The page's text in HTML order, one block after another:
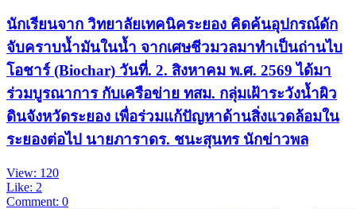
นักเรียนจาก วิทยาลัยเทคนิคระยอง คิดค้นอุปกรณ์ดัก
จับคราบน้ำมันในน้ำ จากเศษชีวมวลมาทำเป็นถ่านไบ
โอชาร์ (Biochar) วันที่. 2. สิงหาคม พ.ศ. 2569 ได้มา
ร่วมบูรณาการ กับเครือข่าย ทสม. กลุ่มเฝ้าระวังน้ำผิว
ดินจังหวัดระยอง เพื่อร่วมแก้ปัญหาด้านสิ่งแวดล้อมใน
ระยองต่อไป นายภาราดร. ชนะสุนทร นักข่าวพล
View: 120
Like: 2
Comment: 0